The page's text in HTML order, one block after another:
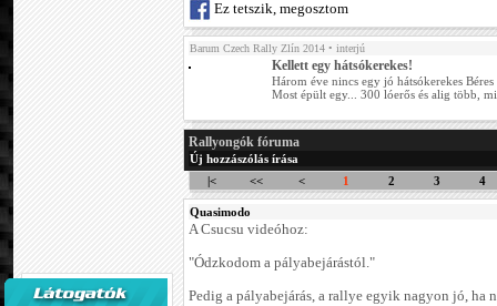
Ez tetszik, megosztom
Barum Czech Rally Zlín 2014 • interjú
Kellett egy hátsókerekes!
Három éve nincs egy jó hátsókerekes Béres
Most épült egy... 300 lóerős és alig több,
Rallyongók fóruma
Új hozzászólás írása
|<
<< < 1 2 3 4
Quasimodo
A Csucsu videóhoz:
"Ódzkodom a pályabejárástól."
Pedig a pályabejárás, a rallye egyik nagyon jó, ha